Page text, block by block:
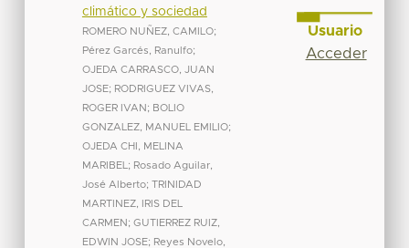
climático y sociedad
ROMERO NUÑEZ, CAMILO;
Pérez Garcés, Ranulfo;
OJEDA CARRASCO, JUAN
JOSE; RODRIGUEZ VIVAS,
ROGER IVAN ; BOLIO
GONZALEZ, MANUEL EMILIO;
OJEDA CHI, MELINA
MARIBEL ; Rosado Aguilar,
José Alberto; TRINIDAD
MARTINEZ, IRIS DEL
CARMEN ; GUTIERREZ RUIZ,
EDWIN JOSE; Reyes Novelo,
Usuario
Acceder